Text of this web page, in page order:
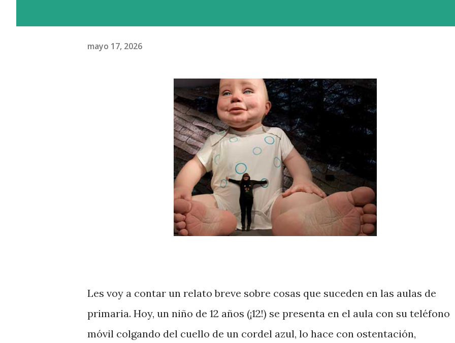
mayo 17, 2026
Les voy a contar un relato breve sobre cosas que suceden en las aulas de
primaria. Hoy, un niño de 12 años (¡12!) se presenta en el aula con su teléfono
móvil colgando del cuello de un cordel azul, lo hace con ostentación,